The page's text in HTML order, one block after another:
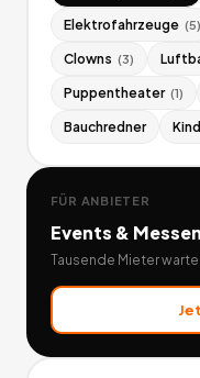
Elektrofahrzeuge (5)
Clowns (3)
Puppentheater (1)
Bauchredner
FÜR ANBIETER
Events & Messen
Tausende Mieter